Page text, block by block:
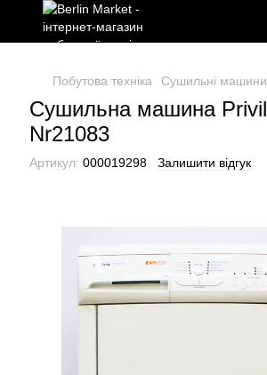
Побутова техніка Сушильні машини
Сушильна машина
Nr21083
Артикул: 000019298 Залишити відгук